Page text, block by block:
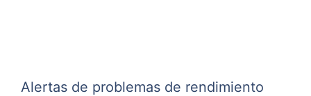
Alertas de problemas de rendimiento